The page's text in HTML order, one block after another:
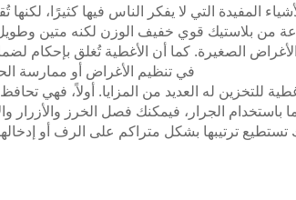
المفيدة التي لا يفكر الناس فيها كثيرًا،
من بلاستيك قوي خفيف الوزن لكنه متين
الأغراض الصغيرة. كما أن الأغطية تُغلق
في تنظيم الأغراض أو ممارسة
للتخزين له العديد من المزايا. أولاً، فهي
الجرار، فيمكنك فصل الخرز
تستطيع ترتيبها بشكل متراكم على الرف أو